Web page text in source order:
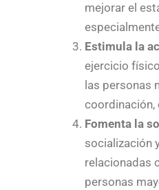
mejorar el
Estimula la
ejercicio
las personas
coordinación,
Fomenta la
socialización
relacionadas
personas